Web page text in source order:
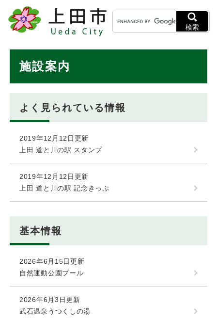
メニューを飛ばして本文へ
キ
ー
ワ
検索
施設案内
よく見られている情報
2019年12月12日更新
上田 道と川の駅 スタンプ
2019年12月12日更新
上田 道と川の駅 記念きっぷ
基本情報
2026年6月15日更新
自然運動公園プール
2026年6月3日更新
武石温泉うつくしの湯